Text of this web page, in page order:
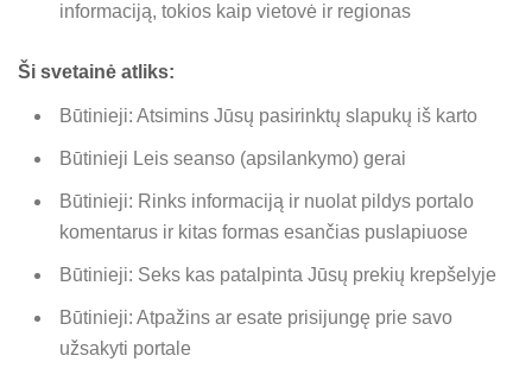
informaciją, tokios kaip vietovė ir regionas
Ši svetainė atliks:
Būtinieji: Atsimins Jūsų pasirinktų slapukų iš karto
Būtinieji Leis seanso (apsilankymo) gerai
Būtinieji: Rinks informaciją ir nuolat pildys portalo
komentarus ir kitas formas esančias puslapiuose
Būtinieji: Seks kas patalpinta Jūsų prekių krepšelyje
Būtinieji: Atpažins ar esate prisijungę prie savo
užsakyti portale